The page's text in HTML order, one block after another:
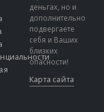
деньгах, но и
дополнительно
подвергаете
себя и Ваших
близких
опасности!
Карта сайта